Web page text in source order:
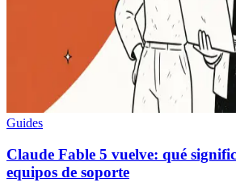
Guides
Claude Fable 5 vuelve: qué
equipos de soporte